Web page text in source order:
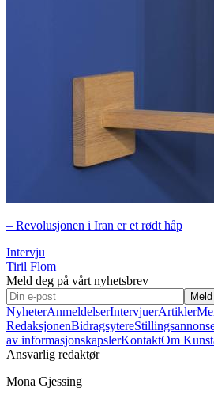
– Revolusjonen i Iran er et rødt håp
Intervju
Tiril Flom
Meld deg på vårt nyhetsbrev
NyheterAnmeldelserIntervjuerArtikler
RedaksjonenBidragsytere
av informasjonskapslerKontaktOm
Ansvarlig redaktør
Mona Gjessing